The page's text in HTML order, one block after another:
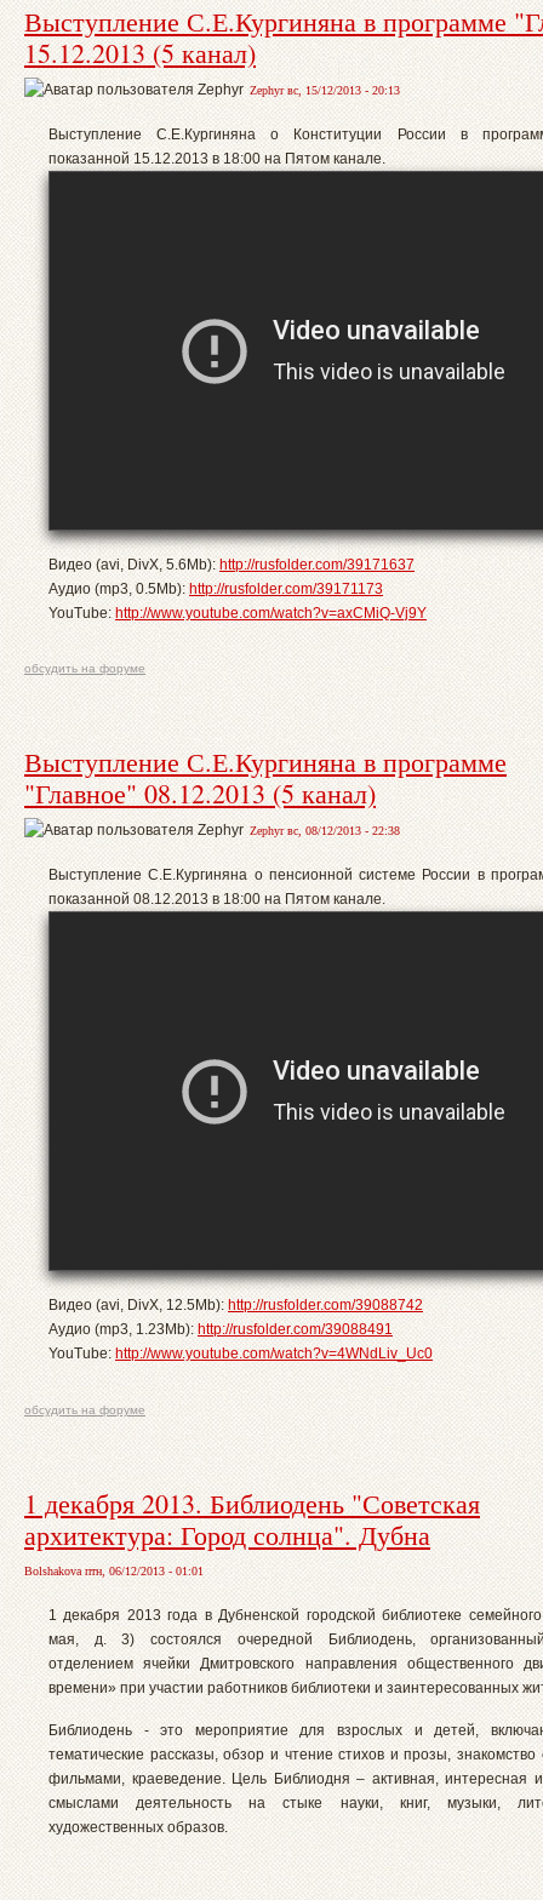
Выступление С.Е.Кургиняна в программе
15.12.2013 (5 канал)
Zephyr вс, 15/12/2013 - 20:13
Выступление С.Е.Кургиняна о Конституции России в
показанной 15.12.2013 в 18:00 на Пятом канале.
Видео (avi, DivX, 5.6Mb): http://rusfolder.com/39171637
Аудио (mp3, 0.5Mb): http://rusfolder.com/39171173
YouTube: http://www.youtube.com/watch?v=axCMiQ-Vj9Y
обсудить на форуме
Выступление С.Е.Кургиняна в программе
"Главное" 08.12.2013 (5 канал)
Zephyr вс, 08/12/2013 - 22:38
Выступление С.Е.Кургиняна о пенсионной системе России в
показанной 08.12.2013 в 18:00 на Пятом канале.
Видео (avi, DivX, 12.5Mb): http://rusfolder.com/39088742
Аудио (mp3, 1.23Mb): http://rusfolder.com/39088491
YouTube: http://www.youtube.com/watch?v=4WNdLiv_Uc0
обсудить на форуме
1 декабря 2013. Библиодень "Советская
архитектура: Город солнца". Дубна
Bolshakova птн, 06/12/2013 - 01:01
1 декабря 2013 года в Дубненской городской библиотеке
мая, д. 3) состоялся очередной Библиодень,
отделением ячейки Дмитровского направления общественного
времени» при участии работников библиотеки и заинтересованных
Библиодень - это мероприятие для взрослых и детей,
тематические рассказы, обзор и чтение стихов и прозы,
фильмами, краеведение. Цель Библиодня – активная, интересная
смыслами деятельность на стыке науки, книг, музыки,
художественных образов.